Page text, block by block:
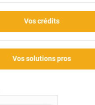
Vos crédits
Vos solutions pros